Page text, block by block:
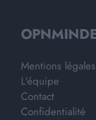
Mentions légales
L'équipe
Contact
Confidentialité